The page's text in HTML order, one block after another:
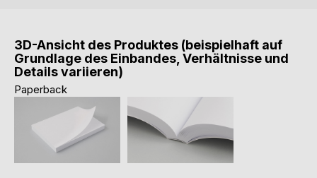
3D-Ansicht des Produktes (beispielhaft auf
Grundlage des Einbandes, Verhältnisse und
Details variieren)
Paperback